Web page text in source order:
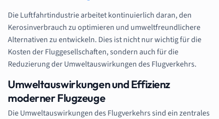
Die Luftfahrtindustrie arbeitet kontinuierlich daran, den
Kerosinverbrauch zu optimieren und umweltfreundlichere
Alternativen zu entwickeln. Dies ist nicht nur wichtig für die
Kosten der Fluggesellschaften, sondern auch für die
Reduzierung der Umweltauswirkungen des Flugverkehrs.
Umweltauswirkungen und Effizienz
moderner Flugzeuge
Die Umweltauswirkungen des Flugverkehrs sind ein zentrales